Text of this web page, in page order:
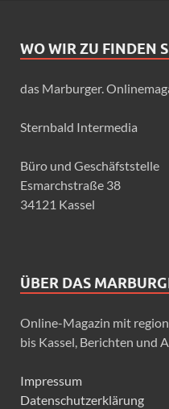
WO WIR ZU FINDEN
das Marburger.
Sternbald Intermedia
Büro und Geschäfststelle
Esmarchstraße 38
34121 Kassel
ÜBER DAS
Online-Magazin mit
bis Kassel, Berichten und
Impressum
Datenschutzerklärung